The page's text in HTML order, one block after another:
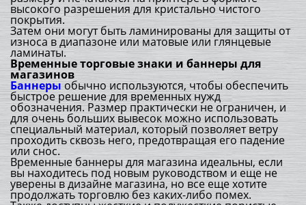
высокого разрешения для кристально чистого
покрытия.
Затем они могут быть ламинированы для защиты от
износа в диапазоне или матовые или глянцевые
ламинаты.
Временные торговые знаки и баннеры для
магазинов
Баннерыобычно используются, чтобы обеспечить
быстрое решение для временных нужд
обозначения. Размер практически не ограничен, и
для очень больших вывесок можно использовать
специальный материал, который позволяет ветру
проходить сквозь него, предотвращая его падение
или снос.
Временные баннеры для магазина идеальны, если
вы находитесь под новым руководством и еще не
уверены в дизайне магазина, но все еще хотите
продолжать торговлю без каких-либо помех.